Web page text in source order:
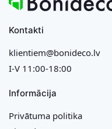
Kontakti
klientiem@bonideco.lv
I-V 11:00-18:00
Informācija
Privātuma politika